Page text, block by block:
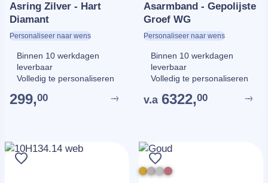
Asring Zilver - Hart
Diamant
Personaliseer naar wens
Binnen 10 werkdagen
leverbaar
Volledig te personaliseren
299,00
Asarmband - Gepolijste
Groef WG
Personaliseer naar wens
Binnen 10 werkdagen
leverbaar
Volledig te personaliseren
v.a 6322,00